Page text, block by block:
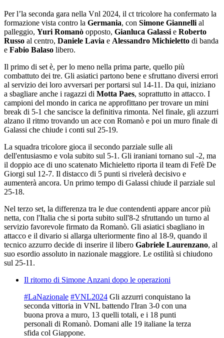
Per l’la seconda gara nella Vnl 2024, il ct tricolore ha confermato la
formazione vista contro la Germania, con Simone Giannellial
palleggio, Yuri Romanò opposto, Gianluca Galassie Roberto
Russo al centro, Daniele Lavia e Alessandro Michieletto di banda
e Fabio Balaso libero.
Il primo di set è, per lo meno nella prima parte, quello più
combattuto dei tre. Gli asiatici partono bene e sfruttano diversi errori
al servizio dei loro avversari per portarsi sul 14-11. Da qui, iniziano
a sbagliare anche i ragazzi di Motta Paes, soprattutto in attacco. I
campioni del mondo in carica ne approfittano per trovare un mini
break di 5-1 che sancisce la definitiva rimonta. Nel finale, gli azzurri
alzano il ritmo trovando un ace con Romanò e poi un muro finale di
Galassi che chiude i conti sul 25-19.
La squadra tricolore gioca il secondo parziale sulle ali
dell'entusiasmo e vola subito sul 5-1. Gli iraniani tornano sul -2, ma
il doppio ace di uno scatenato Michieletto riporta il team di Fefè De
Giorgi sul 12-7. Il distacco di 5 punti si rivelerà decisivo e
aumenterà ancora. Un primo tempo di Galassi chiude il parziale sul
25-18.
Nel terzo set, la differenza tra le due contendenti appare ancor più
netta, con l'Italia che si porta subito sull'8-2 sfruttando un turno al
servizio favorevole firmato da Romanò. Gli asiatici sbagliano in
attacco e il divario si allarga ulteriormente fino al 18-9, quando il
tecnico azzurro decide di inserire il libero Gabriele Laurenzano, al
suo esordio assoluto in nazionale maggiore. Le ostilità si chiudono
sul 25-11.
Il ritorno di Simone Anzani dopo le operazioni
#LaNazionale #VNL2024 Gli azzurri conquistano la
seconda vittoria in VNL battendo l'Iran 3-0 con una
buona prova a muro, 13 quelli totali, e i 18 punti
personali di Romanò. Domani alle 19 italiane la terza
sfida col Giappone.